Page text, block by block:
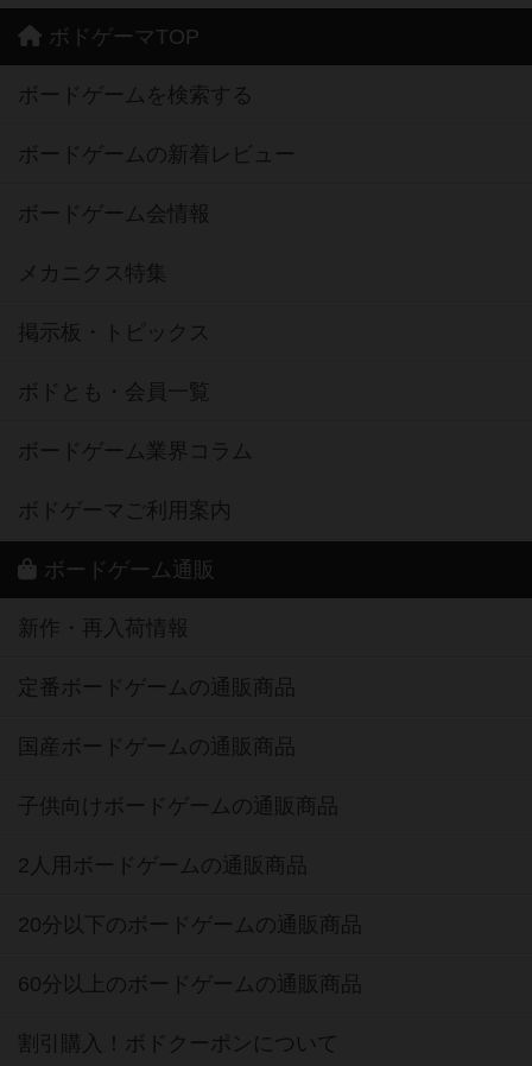
ボドゲーマTOP
ボードゲームを検索する
ボードゲームの新着レビュー
ボードゲーム会情報
メカニクス特集
掲示板・トピックス
ボドとも・会員一覧
ボードゲーム業界コラム
ボドゲーマご利用案内
ボードゲーム通販
新作・再入荷情報
定番ボードゲームの通販商品
国産ボードゲームの通販商品
子供向けボードゲームの通販商品
2人用ボードゲームの通販商品
20分以下のボードゲームの通販商品
60分以上のボードゲームの通販商品
割引購入！ボドクーポンについて